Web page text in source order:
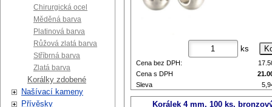
ks
Cena bez DPH:
Cena s DPH
Sleva
Původní cena
Korálek 4 mm, 100 ks,
Chirurgická ocel
Měděná barva
Platinová barva
Růžová zlatá barva
Stříbrná barva
Zlatá barva
Korálky zdobené
Našívací kameny
Přívěsky